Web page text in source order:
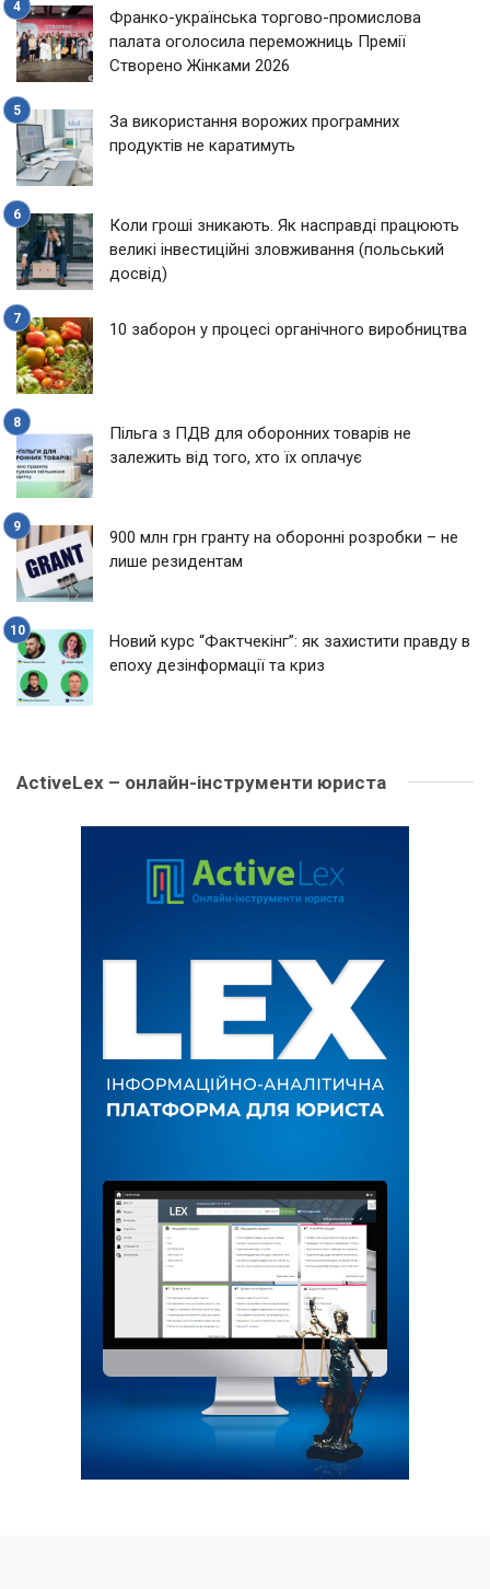
Франко-українська торгово-промислова
палата оголосила переможниць Премії
Створено Жінками 2026
За використання ворожих програмних
продуктів не каратимуть
Коли гроші зникають. Як насправді працюють
великі інвестиційні зловживання (польський
досвід)
10 заборон у процесі органічного виробництва
Пільга з ПДВ для оборонних товарів не
залежить від того, хто їх оплачує
900 млн грн гранту на оборонні розробки – не
лише резидентам
Новий курс “Фактчекінг”: як захистити правду в
епоху дезінформації та криз
ActiveLex – онлайн-інструменти юриста